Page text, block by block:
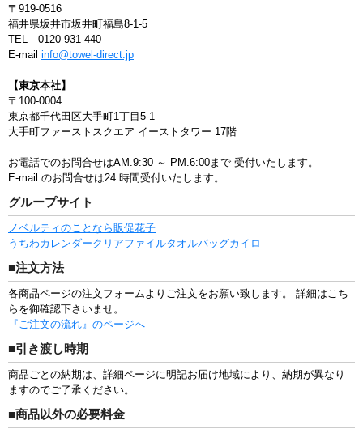
〒919-0516
福井県坂井市坂井町福島8-1-5
TEL 0120-931-440
E-mail info@towel-direct.jp
【東京本社】
〒100-0004
東京都千代田区大手町1丁目5-1
大手町ファーストスクエア イーストタワー 17階
お電話でのお問合せはAM.9:30 ～ PM.6:00まで 受付いたします。
E-mail のお問合せは24 時間受付いたします。
グループサイト
ノベルティのことなら販促花子
うちわカレンダークリアファイルタオルバッグカイロ
■注文方法
各商品ページの注文フォームよりご注文をお願い致します。 詳細はこち
らを御確認下さいませ。
『ご注文の流れ』のページへ
■引き渡し時期
商品ごとの納期は、詳細ページに明記お届け地域により、納期が異なり
ますのでご了承ください。
■商品以外の必要料金